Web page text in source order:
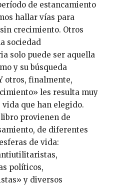
de estancamiento
hallar vías para
crecimiento. Otros
sociedad
solo puede ser aquella
y su búsqueda
otros, finalmente,
les resulta muy
que han elegido.
provienen de
de diferentes
de vida:
políticos,
y diversos